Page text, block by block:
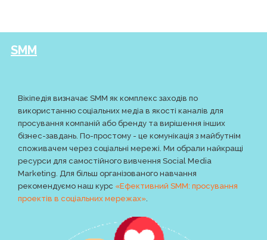
SMM
Вікіпедія визначає SMM як комплекс заходів по
використанню соціальних медіа в якості каналів для
просування компаній або бренду та вирішення інших
бізнес-завдань. По-простому - це комунікація з майбутнім
споживачем через соціальні мережі. Ми обрали найкращі
ресурси для самостійного вивчення Social Media
Marketing. Для більш організованого навчання
рекомендуємо наш курс «Ефективний SMM: просування
проектів в соціальних мережах».